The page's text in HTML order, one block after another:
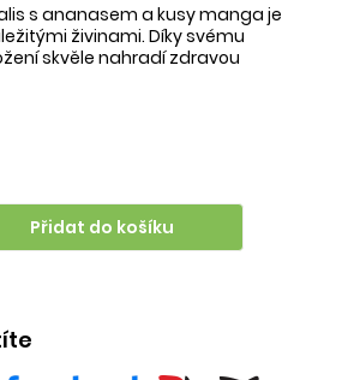
s ananasem a kusy manga je
živinami. Díky svému
skvěle nahradí zdravou
Přidat do košíku